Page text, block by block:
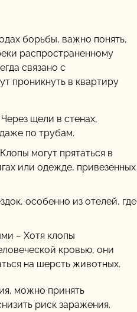
борьбы, важно понять,
распространенному
связано с
проникнуть в квартиру
щели в стенах,
по трубам.
могут прятаться в
или одежде, привезенных
особенно из отелей, где
− Хотя клопы
кровью, они
на шерсть животных.
можно принять
риск заражения.